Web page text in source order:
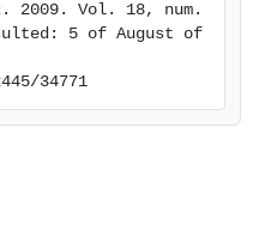
. 2009. Vol. 18, num.
5 of August of
34771